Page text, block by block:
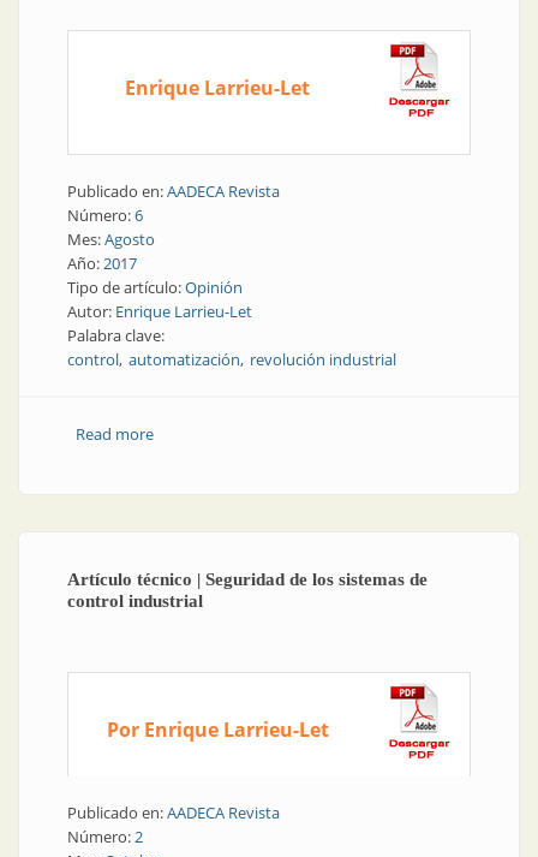
Enrique Larrieu-Let
Publicado en:AADECA Revista
Número:6
Mes:Agosto
Año:2017
Tipo de artículo:Opinión
Autor: Enrique Larrieu-Let
Palabra clave:
control automatización revolución industrial
Read moreabout La fábrica del futuro | ¿Quién se beneficiará
Artículo técnico | Seguridad de los sistemas de
control industrial
Por Enrique Larrieu-Let
Publicado en:AADECA Revista
Número:2